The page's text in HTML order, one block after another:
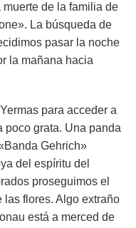
de la familia de
La búsqueda de
pasar la noche
la mañana hacia
para acceder a
poco grata. Una panda
Gehrich»
del espíritu del
proseguimos el
flores. Algo extraño
está a merced de